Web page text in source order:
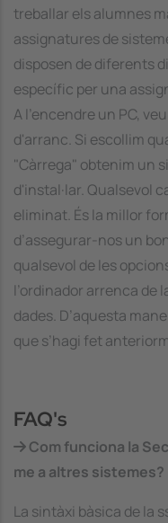
treballar els alumnes
assignatures de
disposen de diferents
específic per una
A l'encendre un PC,
d'arranc. Si escollim
"Càrrega" obtenim un
d'instal·lar. Qualsevol
eliminat. És la millor
d’assegurar-nos un
qualsevol de les
l’ordinador arrenca de
dades. D’aquesta
que s’hagi fet
FAQ's
Com funciona la
me a altres sistemes?
La sintàxi bàsica de la